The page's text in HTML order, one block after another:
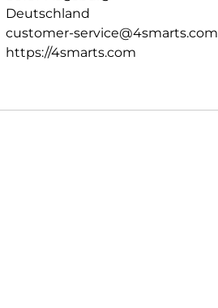
Deutschland
customer-service@4smarts.com
https://4smarts.com